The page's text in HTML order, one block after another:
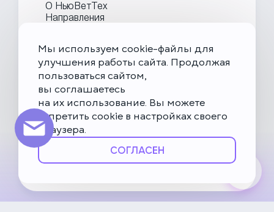
О НьюВетТех
Направления
Акции и блог
МетаПетс
Правила посещения ветеринарной клиники
Публичная оферта
Мы используем cookie-файлы для
улучшения работы сайта. Продолжая
пользоваться сайтом,
вы соглашаетесь
на их использование. Вы можете
запретить cookie в настройках своего
браузера.
СОГЛАСЕН